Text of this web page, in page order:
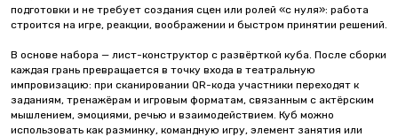
подготовки и не требует создания сцен или ролей «с нуля»: работа
строится на игре, реакции, воображении и быстром принятии решений.
В основе набора — лист-конструктор с развёрткой куба. После сборки
каждая грань превращается в точку входа в театральную
импровизацию: при сканировании QR-кода участники переходят к
заданиям, тренажёрам и игровым форматам, связанным с актёрским
мышлением, эмоциями, речью и взаимодействием. Куб можно
использовать как разминку, командную игру, элемент занятия или